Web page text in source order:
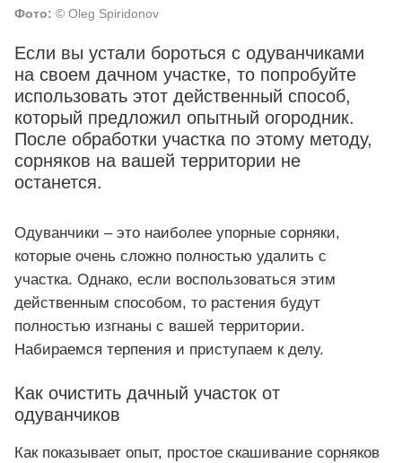
Фото: © Oleg Spiridonov
Если вы устали бороться с одуванчиками
на своем дачном участке, то попробуйте
использовать этот действенный способ,
который предложил опытный огородник.
После обработки участка по этому методу,
сорняков на вашей территории не
останется.
Одуванчики – это наиболее упорные сорняки,
которые очень сложно полностью удалить с
участка. Однако, если воспользоваться этим
действенным способом, то растения будут
полностью изгнаны с вашей территории.
Набираемся терпения и приступаем к делу.
Как очистить дачный участок от
одуванчиков
Как показывает опыт, простое скашивание сорняков